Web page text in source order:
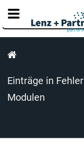
Einträge in
Modulen